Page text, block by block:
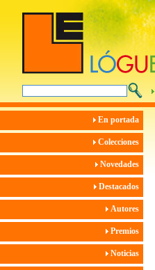
En portada
Colecciones
Novedades
Destacados
Autores
Premios
Noticias